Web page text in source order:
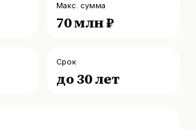
Макс. сумма
70 млн ₽
Срок
до 30 лет